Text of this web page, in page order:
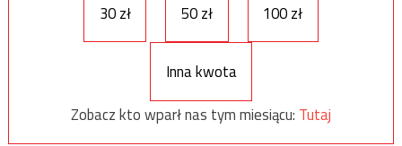
30 zł
50 zł 100 zł
Inna kwota
Zobacz kto wparł nas tym miesiącu: Tutaj